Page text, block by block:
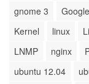
gnome 3
Google
Kernel
linux
LNMP
nginx
ubuntu 12.04